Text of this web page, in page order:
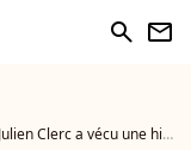
search newsletter
Julien Clerc a vécu une histoire d'amour avec une icône française, quand la chanteuse est partie il a tout fait pour la retenir : "Il faut qu'elle revienne"